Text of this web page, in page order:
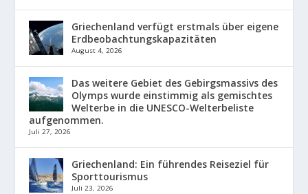
Griechenland verfügt erstmals über eigene
Erdbeobachtungskapazitäten
August 4, 2026
Das weitere Gebiet des Gebirgsmassivs des
Olymps wurde einstimmig als gemischtes
Welterbe in die UNESCO-Welterbeliste
aufgenommen.
Juli 27, 2026
Griechenland: Ein führendes Reiseziel für
Sporttourismus
Juli 23, 2026